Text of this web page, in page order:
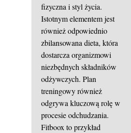
fizyczna i styl życia.
Istotnym elementem jest
również odpowiednio
zbilansowana dieta, która
dostarcza organizmowi
niezbędnych składników
odżywczych. Plan
treningowy również
odgrywa kluczową rolę w
procesie odchudzania.
Fitboox to przykład